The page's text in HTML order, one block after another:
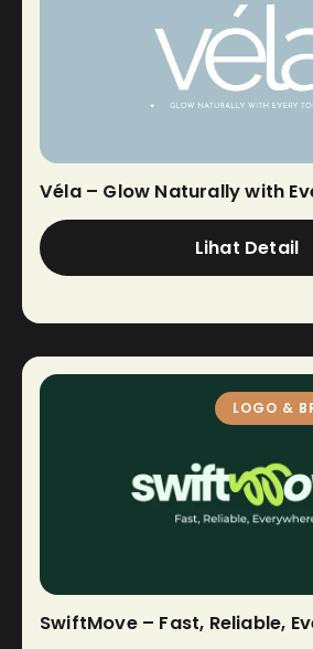
Véla – Glow Naturally with
Lihat Detail
LOGO &
SwiftMove – Fast, Reliable,